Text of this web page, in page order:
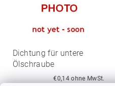
Dichtung für untere
Ölschraube
€0,14 ohne MwSt.